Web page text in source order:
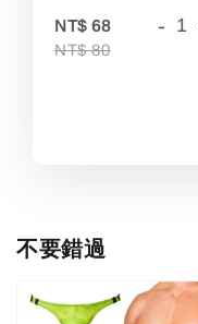
NT$ 68
NT$ 80
-
不要錯過